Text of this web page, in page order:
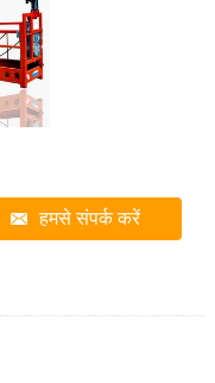
हमसे संपर्क करें